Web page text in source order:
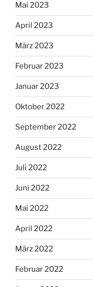
Mai 2023
April 2023
März 2023
Februar 2023
Januar 2023
Oktober 2022
September 2022
August 2022
Juli 2022
Juni 2022
Mai 2022
April 2022
März 2022
Februar 2022